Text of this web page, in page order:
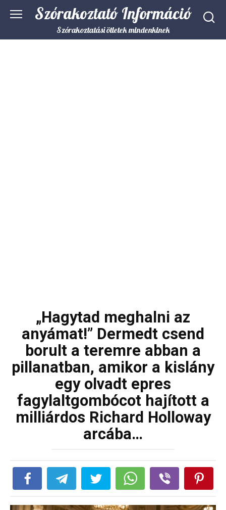
Szórakoztató Információ
Szórakoztatási ötletek mindenkinek
„Hagytad meghalni az
anyámat!” Dermedt csend
borult a teremre abban a
pillanatban, amikor a kislány
egy olvadt epres
fagylaltgombócot hajított a
milliárdos Richard Holloway
arcába…